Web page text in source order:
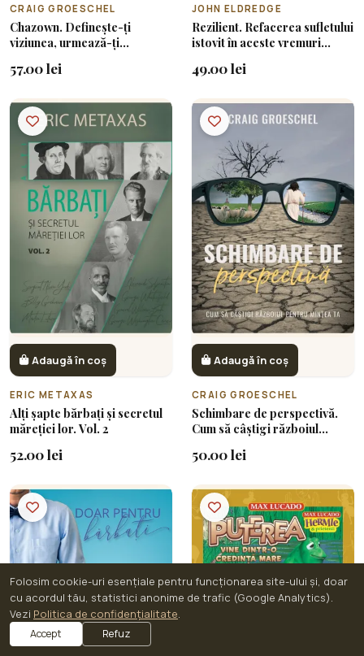
CRAIG GROESCHEL
Chazown. Definește-ți
viziunea, urmează-ți
scop
57.00 lei
JOHN ELDREDGE
Rezilient. Refacerea sufletului
istovit în aceste vremuri
49.00 lei
Adaugă în coș
ERIC METAXAS
Alți șapte bărbați și secretul
măreției lor. Vol. 2
52.00 lei
Adaugă în coș
CRAIG GROESCHEL
Schimbare de perspectivă.
Cum să câștigi războiul
50.00 lei
Folosim cookie-uri esențiale pentru funcționarea site-ului și, doar
cu acordul tău, statistici anonime de trafic (Google Analytics).
Vezi Politica de confidențialitate.
Accept Refuz